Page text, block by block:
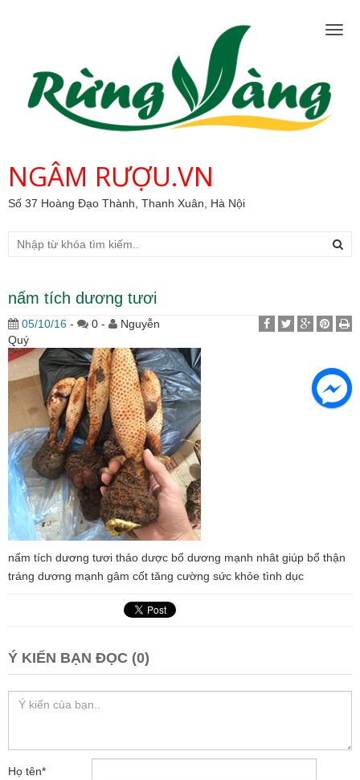
NGÂM RƯỢU.VN
Số 37 Hoàng Đạo Thành, Thanh Xuân, Hà Nội
nấm tích dương tươi
05/10/16 - 0 -
Nguyễn
Quý
nấm tích dương tươi thảo dược bổ dương mạnh nhât giúp bổ thận
tráng dương mạnh gâm cốt tăng cường sức khỏe tình dục
Ý KIẾN BẠN ĐỌC (0)
Họ tên*